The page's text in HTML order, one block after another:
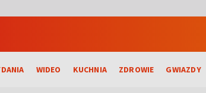
WIDEO KUCHNIA ZDROWIE GWIAZDY